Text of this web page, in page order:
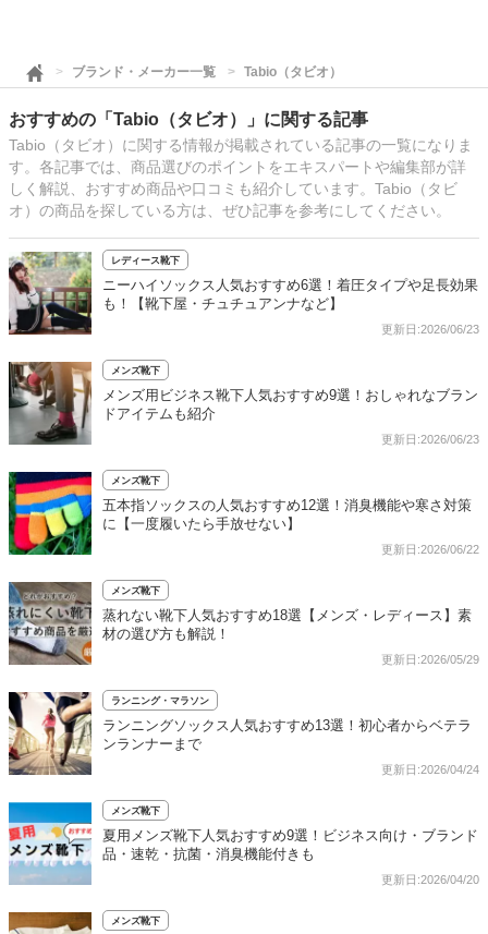
ブランド・メーカー一覧 Tabio（タビオ）
おすすめの「Tabio（タビオ）」に関する記事
Tabio（タビオ）に関する情報が掲載されている記事の一覧になりま
す。各記事では、商品選びのポイントをエキスパートや編集部が詳
しく解説、おすすめ商品や口コミも紹介しています。Tabio（タビ
オ）の商品を探している方は、ぜひ記事を参考にしてください。
レディース靴下
ニーハイソックス人気おすすめ6選！着圧タイプや足長効果
も！【靴下屋・チュチュアンナなど】
更新日:2026/06/23
メンズ靴下
メンズ用ビジネス靴下人気おすすめ9選！おしゃれなブラン
ドアイテムも紹介
更新日:2026/06/23
メンズ靴下
五本指ソックスの人気おすすめ12選！消臭機能や寒さ対策
に【一度履いたら手放せない】
更新日:2026/06/22
メンズ靴下
蒸れない靴下人気おすすめ18選【メンズ・レディース】素
材の選び方も解説！
更新日:2026/05/29
ランニング・マラソン
ランニングソックス人気おすすめ13選！初心者からベテラ
ンランナーまで
更新日:2026/04/24
メンズ靴下
夏用メンズ靴下人気おすすめ9選！ビジネス向け・ブランド
品・速乾・抗菌・消臭機能付きも
更新日:2026/04/20
メンズ靴下